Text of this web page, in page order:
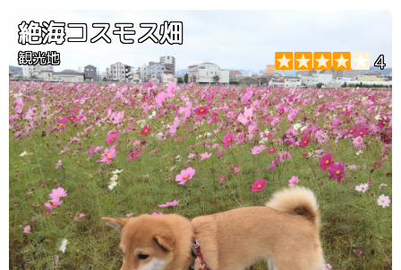
絶海コスモス畑
観光地 4